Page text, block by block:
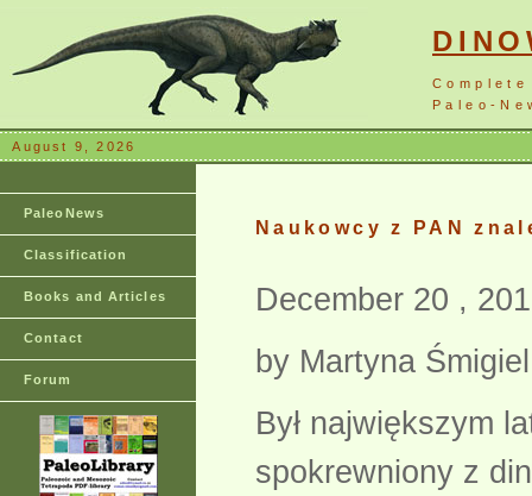
Paleo-
August 9, 2026
PaleoNews
Classification
Books and Articles
Contact
Forum
Naukowcy z PAN
December 20 ,
by Martyna Śmigiel
Był największym
spokrewniony z